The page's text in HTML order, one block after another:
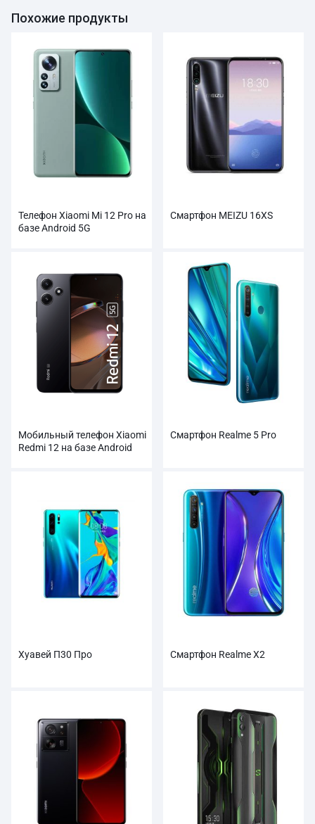
Похожие продукты
Телефон Xiaomi Mi 12 Pro на
базе Android 5G
Смартфон MEIZU 16XS
Мобильный телефон Xiaomi
Redmi 12 на базе Android
Смартфон Realme 5 Pro
Хуавей П30 Про Смартфон Realme X2